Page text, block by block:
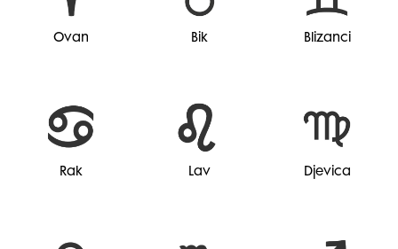
Ovan Bik Blizanci
Rak Lav Djevica